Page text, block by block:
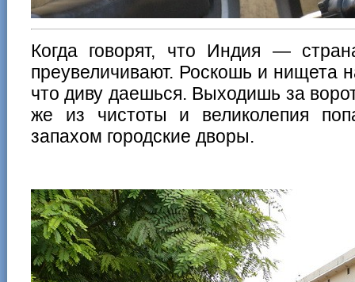
Когда говорят, что Индия —
преувеличивают. Роскошь и нищета
что диву даешься. Выходишь за
же из чистоты и великолепия
запахом городские дворы.